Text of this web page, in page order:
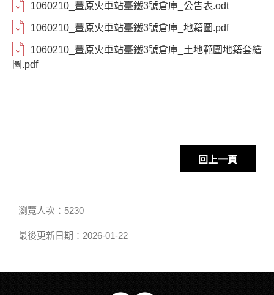
1060210_豐原火車站臺鐵3號倉庫_公告表.odt
1060210_豐原火車站臺鐵3號倉庫_地籍圖.pdf
1060210_豐原火車站臺鐵3號倉庫_土地範圍地籍套繪
圖.pdf
回上一頁
瀏覽人次：5230
最後更新日期：2026-01-22